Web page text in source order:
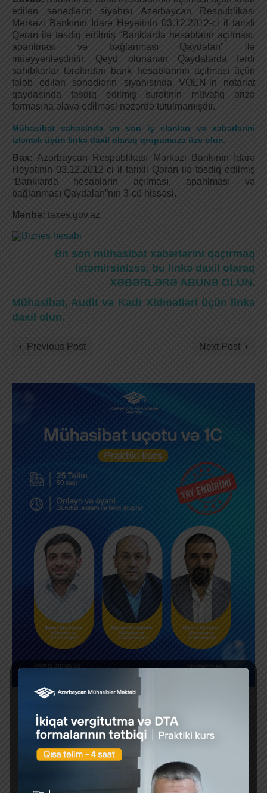
edilən sənədlərin siyahısı Azərbaycan Respublikası
Mərkəzi Bankının İdarə Heyətinin 03.12.2012-ci il tarixli
Qərarı ilə təsdiq edilmiş “Banklarda hesabların açılması,
aparılması və bağlanması Qaydaları” ilə
müəyyənləşdirilir. Qeyd olunanan Qaydalarda fərdi
sahibkarlar tərəfindən bank hesablarının açılması üçün
tələb edilən sənədlərin siyahısında VÖEN-in notariat
qaydasında təsdiq edilmiş surətinin müvafiq ərizə
formasına əlavə edilməsi nəzərdə tutulmamışdır.
Mühasibat sahəsində ən son iş elanları və xəbərlərini
izləmək üçün linkə daxil olaraq qrupumuza üzv olun.
Bax: Azərbaycan Respublikası Mərkəzi Bankının İdarə
Heyətinin 03.12.2012-ci il tarixli Qərarı ilə təsdiq edilmiş
“Banklarda hesabların açılması, aparılması və
bağlanması Qaydaları”nın 3-cü hissəsi.
Mənbə: taxes.gov.az
Ən son mühasibat xəbərlərini qaçırmaq
istəmirsinizsə, bu linkə daxil olaraq
XƏBƏRLƏRƏ ABUNƏ OLUN.
Mühasibat, Audit və Kadr Xidmətləri üçün linkə
daxil olun.
Previous Post Next Post